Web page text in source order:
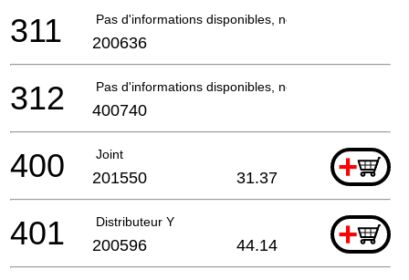
Pas d'informations disponibles, non commandable
311 200636
Pas d'informations disponibles, non commandable
312 400740
Joint +
400 201550 31.37
Distributeur Y +
401 200596 44.14